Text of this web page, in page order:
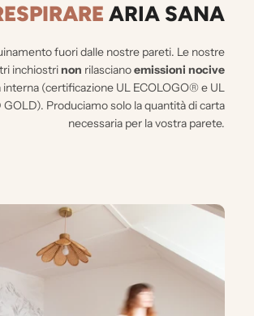
ARIA SANA
fuori dalle nostre pareti. Le nostre
inchiostrinon rilascianoemissioni nocive
interna (certificazione UL ECOLOGO® e UL
GOLD). Produciamo solo la quantità di carta
necessaria per la vostra parete.